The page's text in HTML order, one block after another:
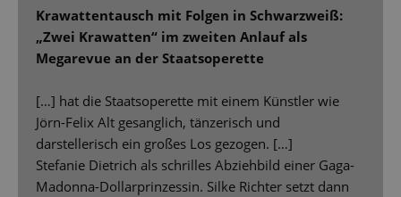
Krawattentausch mit Folgen in Schwarzweiß:
„Zwei Krawatten“ im zweiten Anlauf als
Megarevue an der Staatsoperette
[…] hat die Staatsoperette mit einem Künstler wie
Jörn-Felix Alt gesanglich, tänzerisch und
darstellerisch ein großes Los gezogen. […]
Stefanie Dietrich als schrilles Abziehbild einer Gaga-
Madonna-Dollarprinzessin. Silke Richter setzt dann